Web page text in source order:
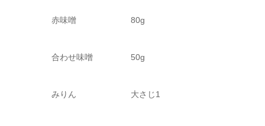
赤味噌 80g
合わせ味噌 50g
みりん 大さじ1